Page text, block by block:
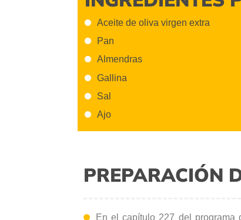
Aceite de oliva virgen extra
Pan
Almendras
Gallina
Sal
Ajo
PREPARACIÓN
En el capítulo 227 del programa